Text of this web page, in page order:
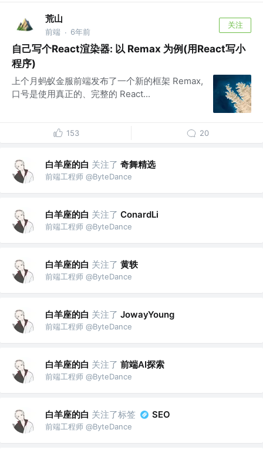
荒山
前端 · 6年前
关注
自己写个React渲染器: 以 Remax 为例(用React写小
程序)
上个月蚂蚁金服前端发布了一个新的框架 Remax,
口号是使用真正的、完整的 React...
153 20
白羊座的白 关注了 奇舞精选
前端工程师 @ByteDance
白羊座的白 关注了 ConardLi
前端工程师 @ByteDance
白羊座的白 关注了 黄轶
前端工程师 @ByteDance
白羊座的白 关注了 JowayYoung
前端工程师 @ByteDance
白羊座的白 关注了 前端AI探索
前端工程师 @ByteDance
白羊座的白 关注了标签 SEO
前端工程师 @ByteDance